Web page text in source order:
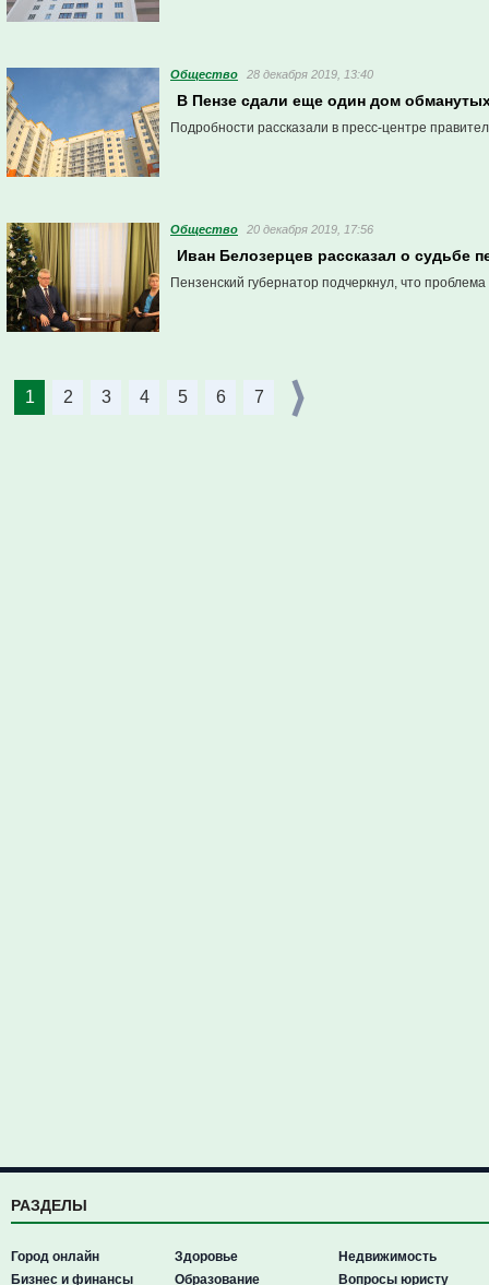
Общество 28 декабря 2019, 13:40
В Пензе сдали еще один дом
Подробности рассказали в пресс-центре
Общество 20 декабря 2019, 17:56
Иван Белозерцев рассказал о судьбе
Пензенский губернатор подчеркнул, что
1 2 3 4 5 6 7
РАЗДЕЛЫ
Город онлайн
Бизнес и финансы
Здоровье
Образование
Недвижимость
Вопросы юристу